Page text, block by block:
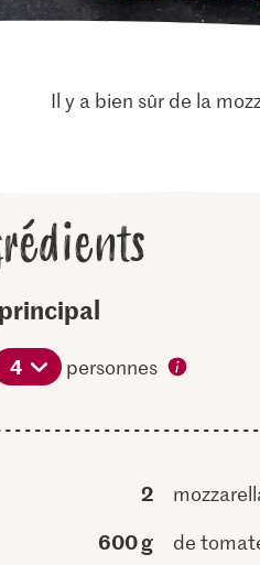
Il y a bien sûr de la
4 personnes
2
600 g de